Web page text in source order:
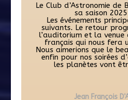
Le Club d’Astronomie de
sa saison
Les événements
suivants. Le retour
l’auditorium et la venue
français qui nous fera
Nous aimerions que le
enfin pour nos soirées
les planètes vont
Jean François